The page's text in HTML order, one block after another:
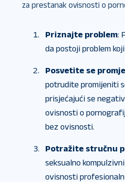
za prestanak ovisnosti o
Priznajte problem:
da postoji problem
Posvetite se
potrudite promijeniti
prisjećajući se
ovisnosti o
bez ovisnosti.
Potražite stručnu
seksualno
ovisnosti